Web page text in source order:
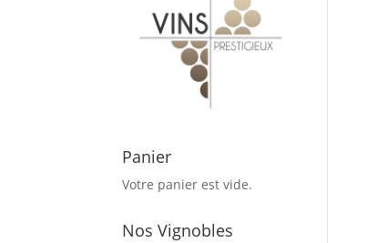
Panier
Votre panier est vide.
Nos Vignobles